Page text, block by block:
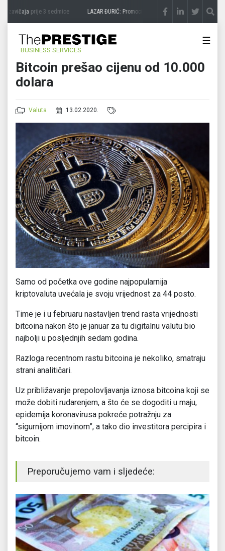
zavičajaprije 3 sedmice LAZAR ĐURIĆ: Promocija potencijal pretvara u destinaciju
BUSINESS SERVICES
☰
Bitcoin prešao cijenu od 10.000
dolara
Valuta 13.02.2020.
Samo od početka ove godine najpopularnija
kriptovaluta uvećala je svoju vrijednost za 44 posto.
Time je i u februaru nastavljen trend rasta vrijednosti
bitcoina nakon što je januar za tu digitalnu valutu bio
najbolji u posljednjih sedam godina.
Razloga recentnom rastu bitcoina je nekoliko, smatraju
strani analitičari.
Uz približavanje prepolovljavanja iznosa bitcoina koji se
može dobiti rudarenjem, a što će se dogoditi u maju,
epidemija koronavirusa pokreće potražnju za
“sigurnijom imovinom”, a tako dio investitora percipira i
bitcoin.
Preporučujemo vam i sljedeće: